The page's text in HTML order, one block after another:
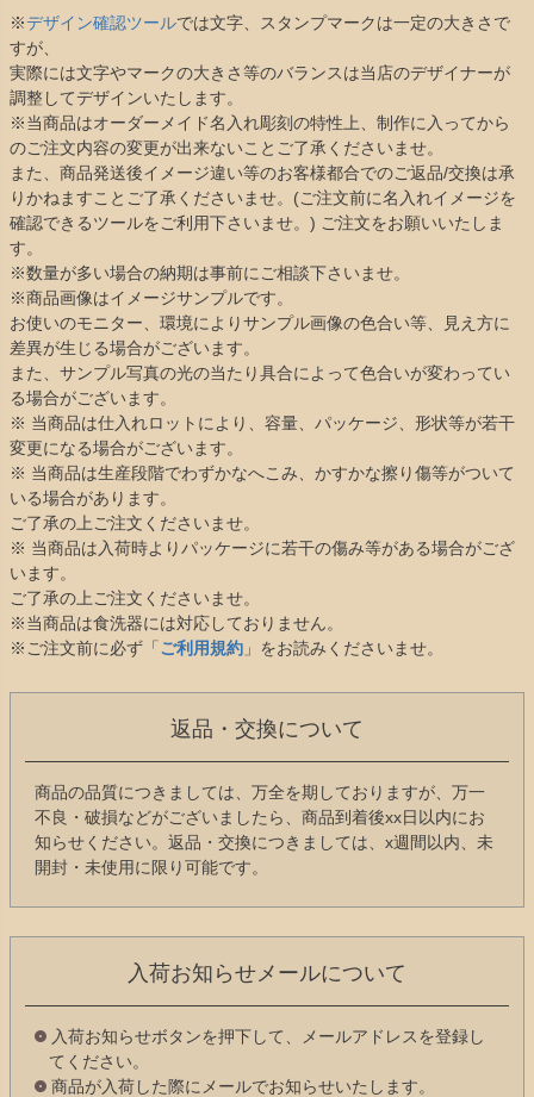
※デザイン確認ツールでは文字、スタンプマークは一定の大きさで
すが、
実際には文字やマークの大きさ等のバランスは当店のデザイナーが
調整してデザインいたします。
※当商品はオーダーメイド名入れ彫刻の特性上、制作に入ってから
のご注文内容の変更が出来ないことご了承くださいませ。
また、商品発送後イメージ違い等のお客様都合でのご返品/交換は承
りかねますことご了承くださいませ。(ご注文前に名入れイメージを
確認できるツールをご利用下さいませ。) ご注文をお願いいたしま
す。
※数量が多い場合の納期は事前にご相談下さいませ。
※商品画像はイメージサンプルです。
お使いのモニター、環境によりサンプル画像の色合い等、見え方に
差異が生じる場合がございます。
また、サンプル写真の光の当たり具合によって色合いが変わってい
る場合がございます。
※ 当商品は仕入れロットにより、容量、パッケージ、形状等が若干
変更になる場合がございます。
※ 当商品は生産段階でわずかなへこみ、かすかな擦り傷等がついて
いる場合があります。
ご了承の上ご注文くださいませ。
※ 当商品は入荷時よりパッケージに若干の傷み等がある場合がござ
います。
ご了承の上ご注文くださいませ。
※当商品は食洗器には対応しておりません。
※ご注文前に必ず「 ご利用規約 」をお読みくださいませ。
返品・交換について
商品の品質につきましては、万全を期しておりますが、万一
不良・破損などがございましたら、商品到着後xx日以内にお
知らせください。返品・交換につきましては、x週間以内、未
開封・未使用に限り可能です。
入荷お知らせメールについて
入荷お知らせボタンを押下して、メールアドレスを登録し
てください。
商品が入荷した際にメールでお知らせいたします。